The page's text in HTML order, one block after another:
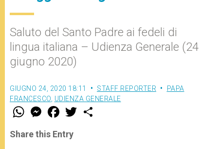
Saluto del Santo Padre ai fedeli di
lingua italiana – Udienza Generale (24
giugno 2020)
GIUGNO 24, 2020 18:11 STAFF REPORTER
PAPA
FRANCESCO UDIENZA GENERALE
W
t
s
M
e
s
e
F
a
e
b
w
Share this Entry